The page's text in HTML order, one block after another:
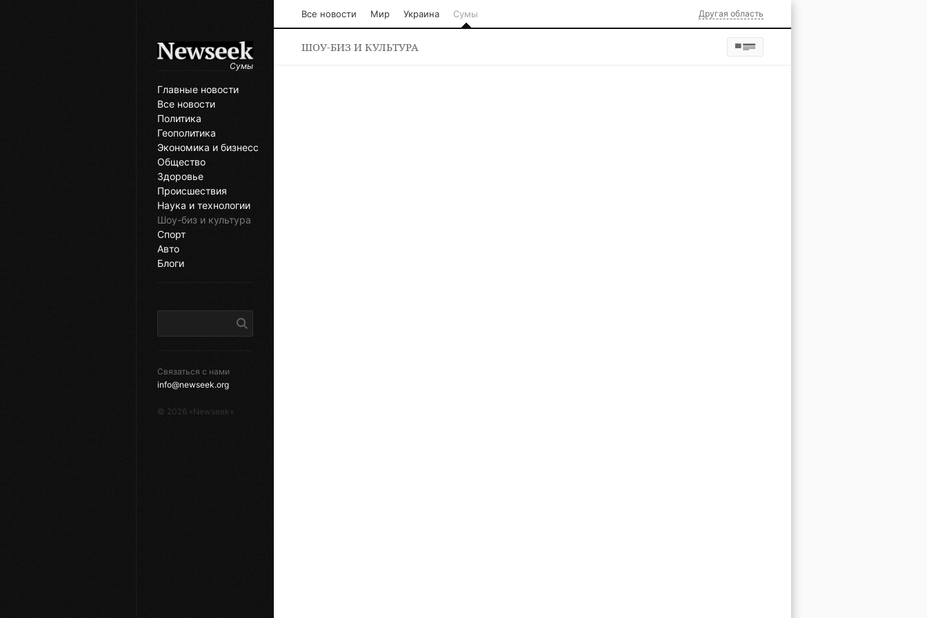
Сумы
Главные новости
Все новости
Политика
Геополитика
Экономика и бизнесс
Общество
Здоровье
Происшествия
Наука и технологии
Шоу-биз и культура
Спорт
Авто
Блоги
Связаться с нами
info@newseek.org
© 2026 «Newseek»
Все новости Мир Украина Сумы Другая область
ШОУ-БИЗ И КУЛЬТУРА